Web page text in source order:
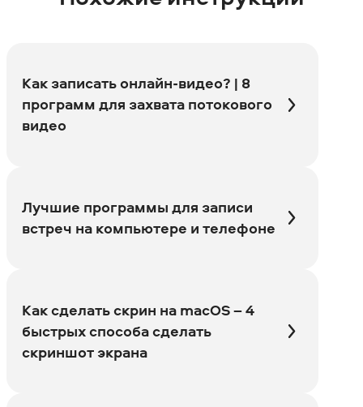
Как записать онлайн-видео? | 8
программ для захвата потокового
видео
Лучшие программы для записи
встреч на компьютере и телефоне
Как сделать скрин на macOS – 4
быстрых способа сделать
скриншот экрана